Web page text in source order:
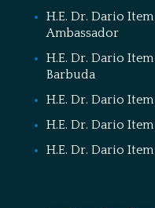
H.E. Dr. Dario
Ambassador
H.E. Dr. Dario
Barbuda
H.E. Dr. Dario
H.E. Dr. Dario
H.E. Dr. Dario